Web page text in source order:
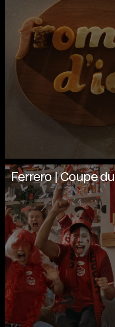
Ferrero | Coupe